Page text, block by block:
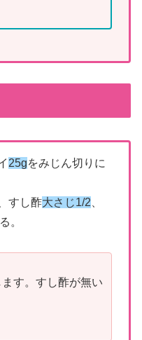
25gをみじん切りに
、すし酢大さじ1/2
。
す。すし酢が無い